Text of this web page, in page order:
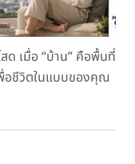
ด เมื่อ “บ้าน” คือพื้นที่
อชีวิตในแบบของคุณ